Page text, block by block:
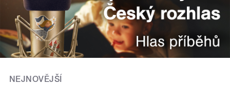
NEJNOVĚJŠÍ